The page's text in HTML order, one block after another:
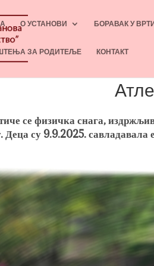
О УСТАНОВИ БОРАВАК У
ЗА РОДИТЕЉЕ КОНТАКТ
се физичка снага,
Деца су 9.9.2025.